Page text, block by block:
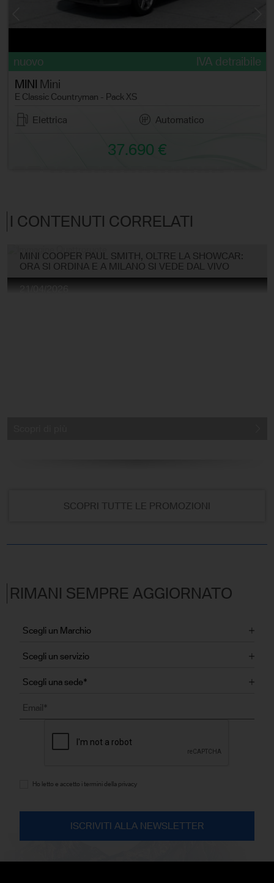
nuovo
IVA detraibile
MINI
Mini
E Classic Countryman - Pack XS
Elettrica Automatico
37.690 €
I CONTENUTI CORRELATI
MINI COOPER PAUL SMITH, OLTRE LA SHOWCAR:
ORA SI ORDINA E A MILANO SI VEDE DAL VIVO
SCOPRI TUTTE LE PROMOZIONI
RIMANI SEMPRE AGGIORNATO
Ho letto e accetto i termini della privacy